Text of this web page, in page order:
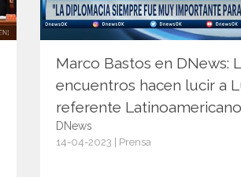
Marco Bastos en DNews:
encuentros hacen lucir a
referente Latinoamericano
DNews
14-04-2023 | Prensa